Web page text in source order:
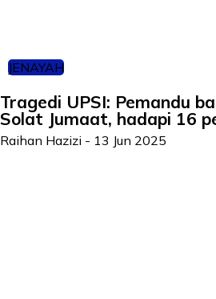
JENAYAH
Tragedi UPSI: Pemandu
Solat Jumaat, hadapi 16
Raihan Hazizi - 13 Jun 2025